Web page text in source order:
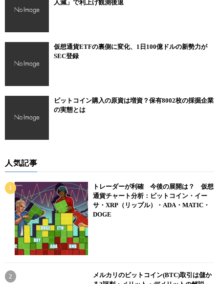
人減」で利上げ観測後退
仮想通貨ETFの裏側に変化、1日100億ドルの新勢力が
SEC登録
ビットコイン購入の原資は増資？保有8002枚の採掘企業
の実態とは
人気記事
トレーダーが利確 今後の展開は？ 仮想
通貨チャート分析：ビットコイン・イー
サ・XRP（リップル）・ADA・MATIC・
DOGE
メルカリのビットコイン(BTC)取引は儲か